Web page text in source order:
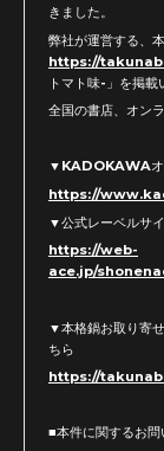
きました。
弊社が運営する、
https://
トマト味-」を掲載
全国の書店、オン
▼KADOKAWAオ
https://
▼公式レーベルサ
https://web-
ace.jp/
▼本格鍋お取り寄
ちら
https://
■本件に関するお問